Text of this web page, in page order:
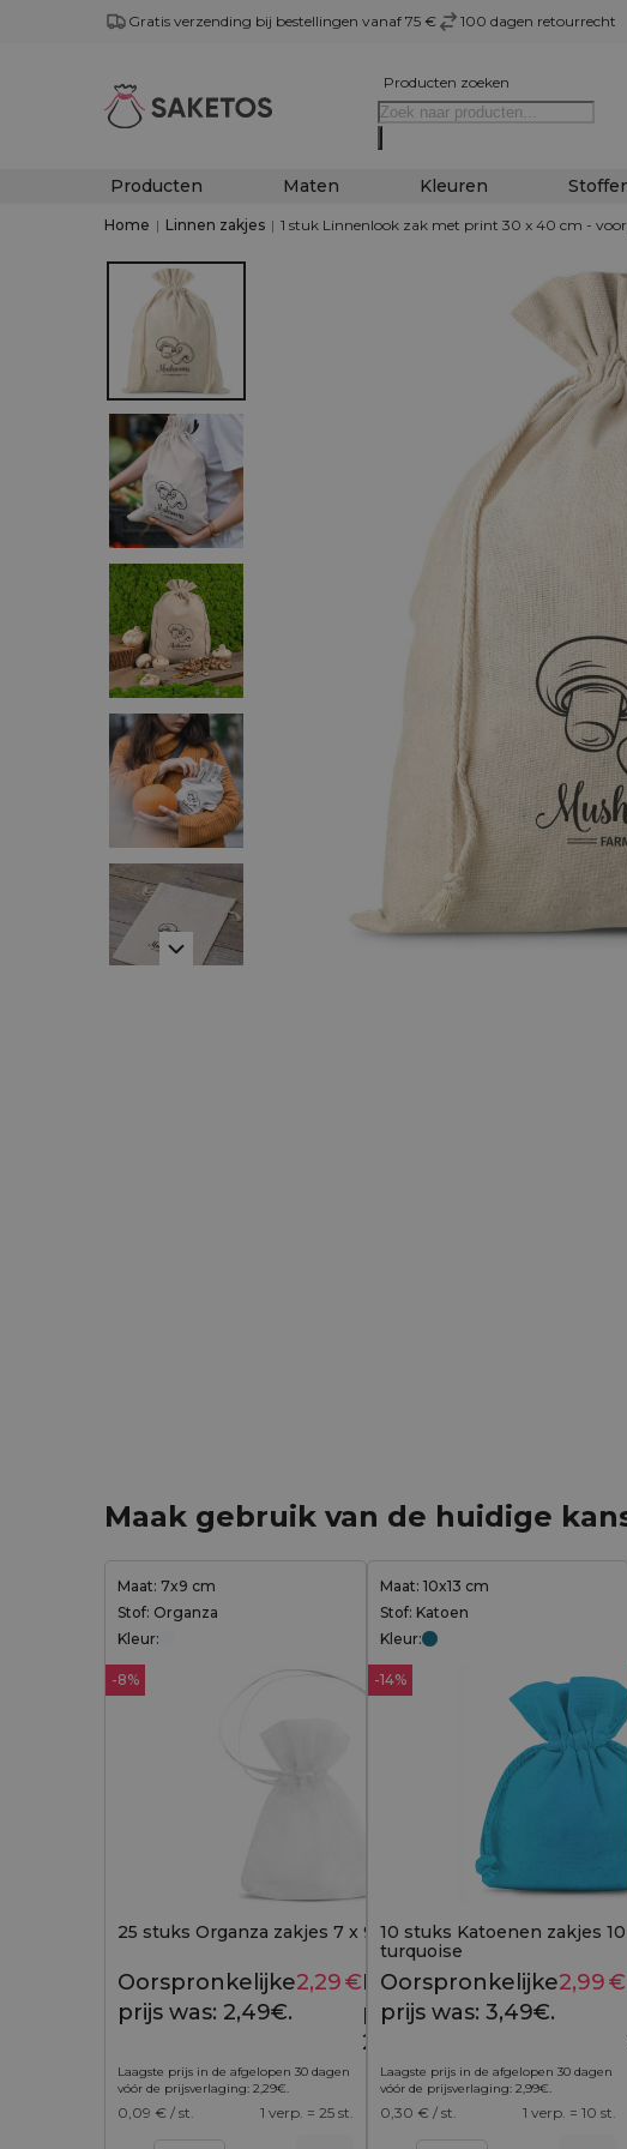
Gratis verzending bij bestellingen vanaf 75 € 100 dagen retourrecht
Producten zoeken
Producten Maten Kleuren
Home | Linnen zakjes | 1 stuk Linnenlook zak met print 30 x 40 cm - voor
Maak gebruik van de huidige
Maat: 7x9 cm
Stof: Organza
Kleur:
-8%
25 stuks Organza zakjes 7 x 9 cm (SDB) - wit
2,49 €
Oorspronkelijke
prijs was: 2,49€.
2,29€Huidige
prijs is:
2,29€.
Laagste prijs in de afgelopen 30 dagen
vóór de prijsverlaging: 2,29€.
0,09 € / st. 1 verp. = 25 st.
Maat: 10x13 cm
Stof: Katoen
Kleur:
-14%
10 stuks Katoenen zakjes
turquoise
Oorspronkelijke
prijs was: 3,49€.
2,99€
Laagste prijs in de afgelopen 30 dagen
vóór de prijsverlaging: 2,99€.
0,30 € / st. 1 verp. = 10 st.